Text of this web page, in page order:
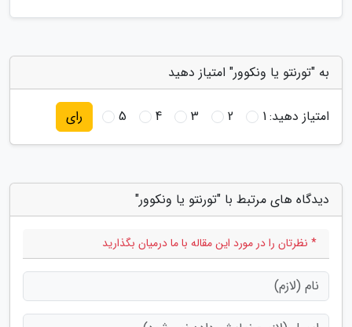
به "تورنتو یا ونکوور" امتیاز دهید
امتیاز دهید:1
2
3
4
5 رای
دیدگاه های مرتبط با "تورنتو یا ونکوور"
* نظرتان را در مورد این مقاله با ما درمیان بگذارید